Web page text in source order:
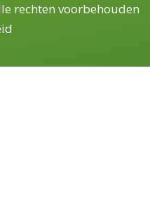
rechten voorbehouden